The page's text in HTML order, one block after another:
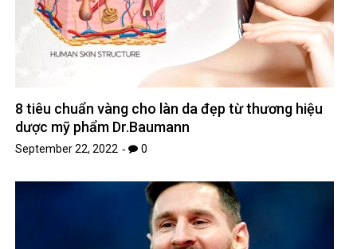
8 tiêu chuẩn vàng cho làn da đẹp từ thương hiệu
dược mỹ phẩm Dr.Baumann
September 22, 2022 0